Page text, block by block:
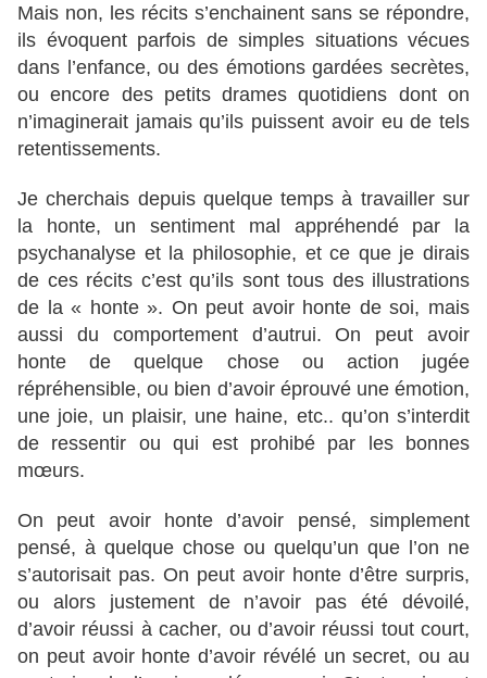
Mais non, les récits s’enchainent sans se répondre,
ils évoquent parfois de simples situations vécues
dans l’enfance, ou des émotions gardées secrètes,
ou encore des petits drames quotidiens dont on
n’imaginerait jamais qu’ils puissent avoir eu de tels
retentissements.
Je cherchais depuis quelque temps à travailler sur
la honte, un sentiment mal appréhendé par la
psychanalyse et la philosophie, et ce que je dirais
de ces récits c’est qu’ils sont tous des illustrations
de la « honte ». On peut avoir honte de soi, mais
aussi du comportement d’autrui. On peut avoir
honte de quelque chose ou action jugée
répréhensible, ou bien d’avoir éprouvé une émotion,
une joie, un plaisir, une haine, etc.. qu’on s’interdit
de ressentir ou qui est prohibé par les bonnes
mœurs.
On peut avoir honte d’avoir pensé, simplement
pensé, à quelque chose ou quelqu’un que l’on ne
s’autorisait pas. On peut avoir honte d’être surpris,
ou alors justement de n’avoir pas été dévoilé,
d’avoir réussi à cacher, ou d’avoir réussi tout court,
on peut avoir honte d’avoir révélé un secret, ou au